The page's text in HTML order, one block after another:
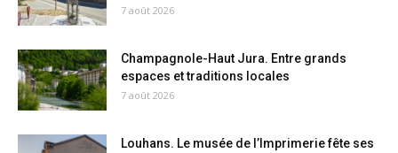
7 août 2026
Champagnole-Haut Jura. Entre grands
espaces et traditions locales
7 août 2026
Louhans. Le musée de l’Imprimerie fête ses